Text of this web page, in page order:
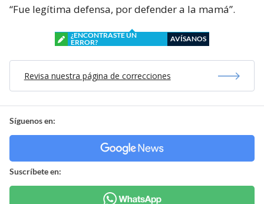
“Fue legítima defensa, por defender a la mamá”.
¿ENCONTRASTE UN
ERROR?
AVÍSANOS
Revisa nuestra página de correcciones
Síguenos en:
Suscríbete en: